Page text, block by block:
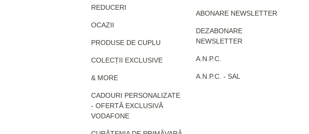
REDUCERI
OCAZII
PRODUSE DE CUPLU
COLECȚII EXCLUSIVE
& MORE
CADOURI PERSONALIZATE
- OFERTĂ EXCLUSIVĂ
VODAFONE
ABONARE NEWSLETTER
DEZABONARE
NEWSLETTER
A.N.P.C.
A.N.P.C. - SAL